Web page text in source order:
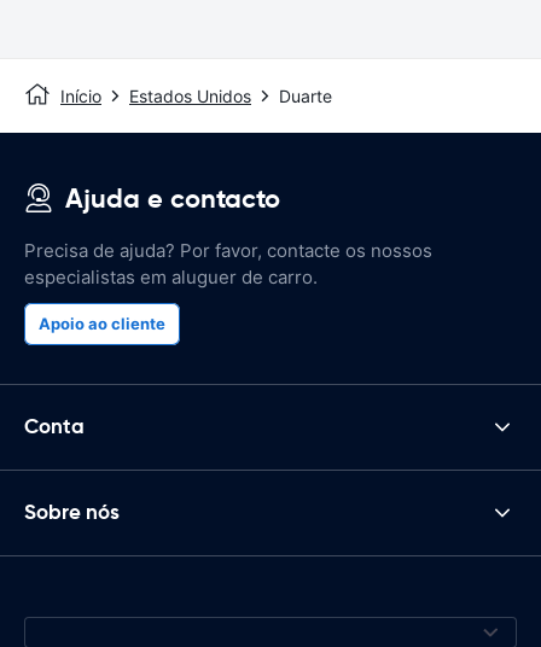
Início Estados Unidos Duarte
Ajuda e contacto
Precisa de ajuda? Por favor, contacte os nossos
especialistas em aluguer de carro.
Apoio ao cliente
Conta
Sobre nós